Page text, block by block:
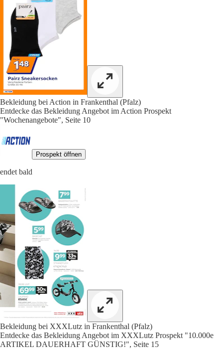
Bekleidung bei Action in Frankenthal (Pfalz)
Entdecke das Bekleidung Angebot im Action Prospekt
"Wochenangebote", Seite 10
Prospekt öffnen
endet bald
Bekleidung bei XXXLutz in Frankenthal (Pfalz)
Entdecke das Bekleidung Angebot im XXXLutz Prospekt "10.000e
ARTIKEL DAUERHAFT GÜNSTIG!", Seite 15